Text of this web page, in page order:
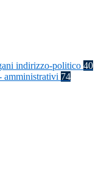
indirizzo-politico 40
amministrativi 74